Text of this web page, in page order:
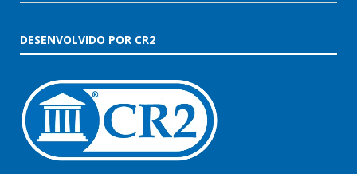
DESENVOLVIDO POR CR2